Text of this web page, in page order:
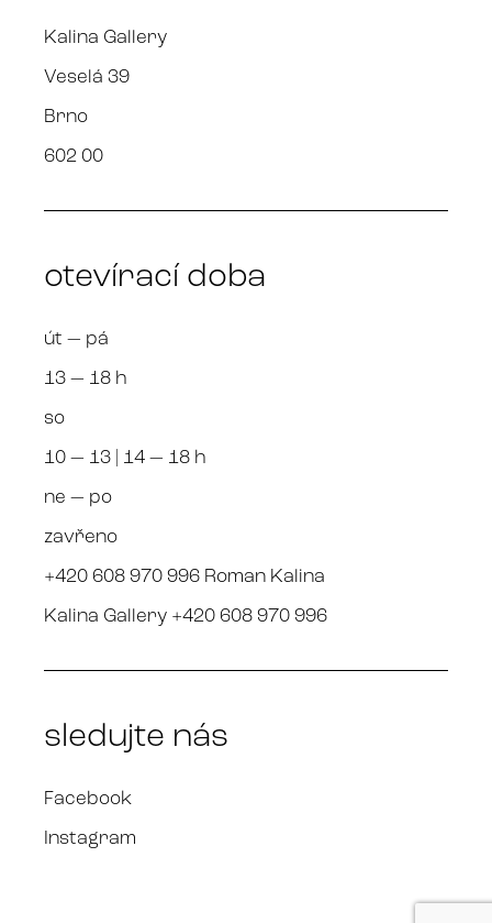
Kalina Gallery
Veselá 39
Brno
602 00
otevírací doba
út — pá
13 — 18 h
so
10 — 13 | 14 — 18 h
ne — po
zavřeno
+420 608 970 996 Roman Kalina
Kalina Gallery +420 608 970 996
sledujte nás
Facebook
Instagram